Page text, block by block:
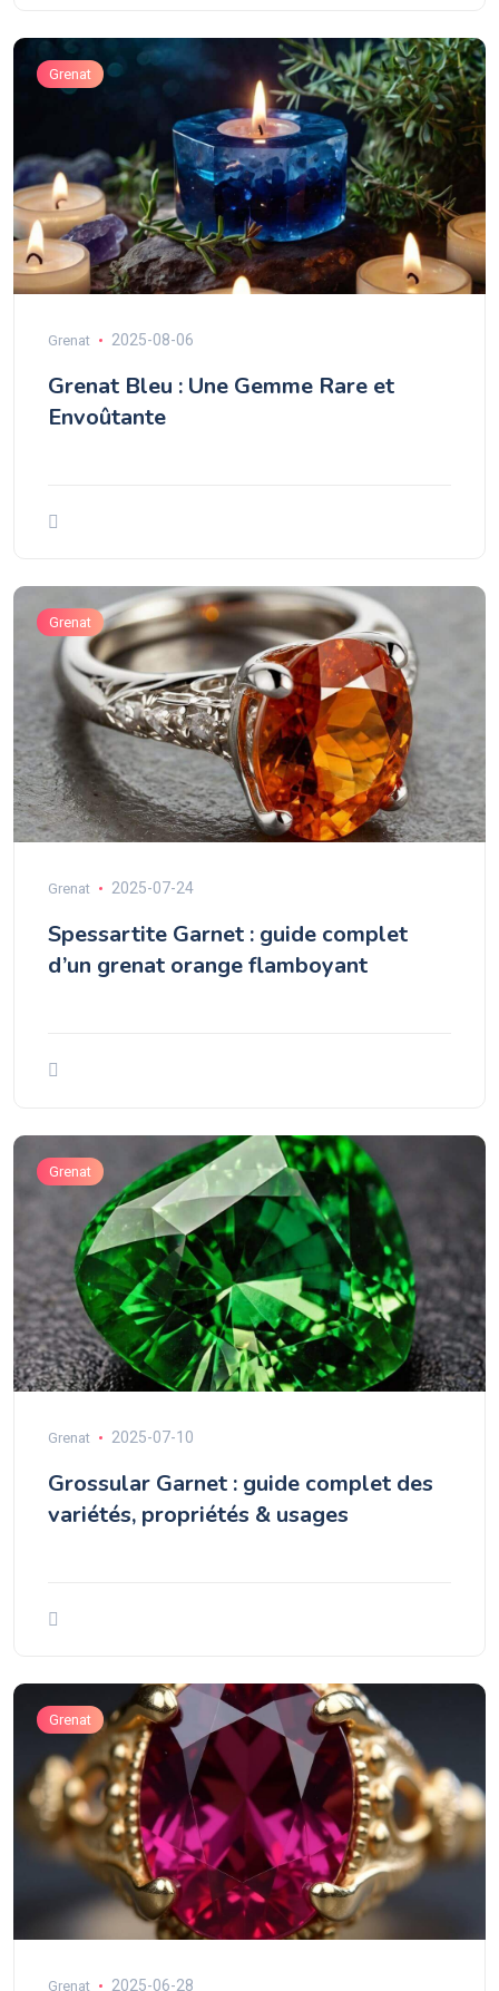
Grenat
Grenat 2025-08-06
Grenat Bleu : Une Gemme Rare et
Envoûtante
Grenat
Grenat 2025-07-24
Spessartite Garnet : guide complet
d’un grenat orange flamboyant
Grenat
Grenat 2025-07-10
Grossular Garnet : guide complet des
variétés, propriétés & usages
Grenat
Grenat 2025-06-28